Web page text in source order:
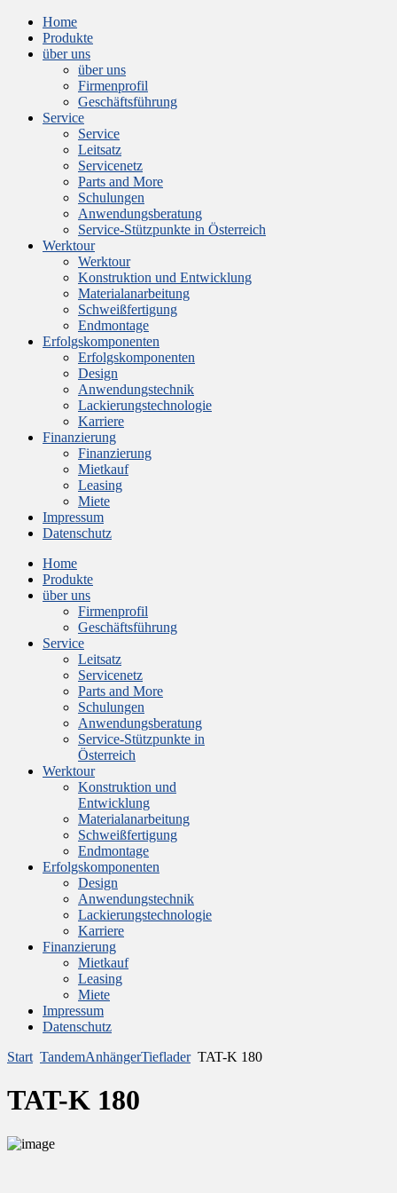
Home
Produkte
über uns
über uns
Firmenprofil
Geschäftsführung
Service
Service
Leitsatz
Servicenetz
Parts and More
Schulungen
Anwendungsberatung
Service-Stützpunkte in Österreich
Werktour
Werktour
Konstruktion und Entwicklung
Materialanarbeitung
Schweißfertigung
Endmontage
Erfolgskomponenten
Erfolgskomponenten
Design
Anwendungstechnik
Lackierungstechnologie
Karriere
Finanzierung
Finanzierung
Mietkauf
Leasing
Miete
Impressum
Datenschutz
Home
Produkte
über uns
Firmenprofil
Geschäftsführung
Service
Leitsatz
Servicenetz
Parts and More
Schulungen
Anwendungsberatung
Service-Stützpunkte in
Österreich
Werktour
Konstruktion und
Entwicklung
Materialanarbeitung
Schweißfertigung
Endmontage
Erfolgskomponenten
Design
Anwendungstechnik
Lackierungstechnologie
Karriere
Finanzierung
Mietkauf
Leasing
Miete
Impressum
Datenschutz
Start TandemAnhängerTieflader TAT-K 180
TAT-K 180